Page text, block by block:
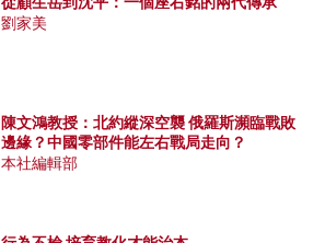
劉家美
陳文鴻教授：北約縱深空襲 俄羅斯瀕臨戰敗
邊緣？中國零部件能左右戰局走向？
本社編輯部